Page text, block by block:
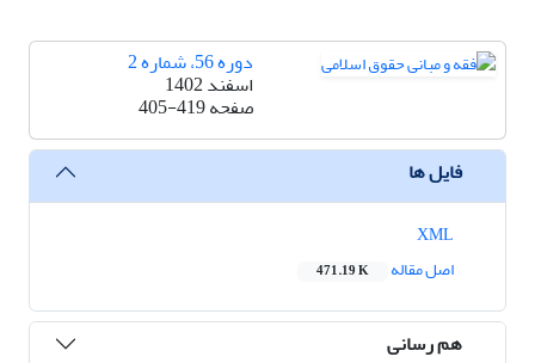
دوره 56، شماره 2
اسفند 1402
صفحه405-419
فایل ها
اصل مقاله
471.19 K
هم رسانی